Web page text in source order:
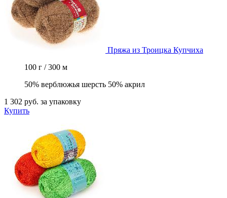
Пряжа из Троицка Купчиха
100 г / 300 м
50% верблюжья шерсть 50% акрил
1 302 руб. за упаковку
Купить